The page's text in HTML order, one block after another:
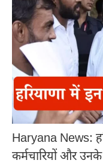
Haryana News:
कर्मचारियों और